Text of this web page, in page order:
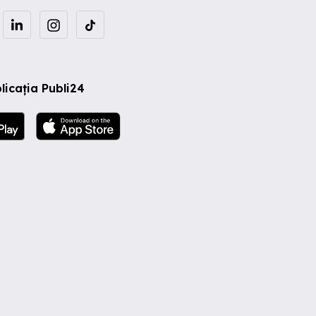
Publi24